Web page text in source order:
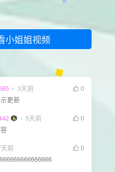
小姐姐视频
3天前
0
更新
5天前
0
前
0